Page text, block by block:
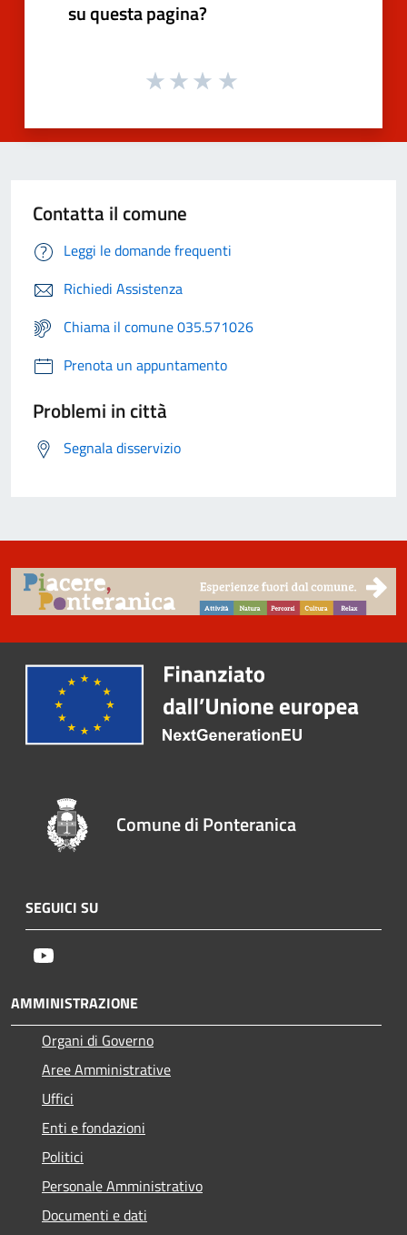
su questa pagina?
Contatta il comune
Leggi le domande frequenti
Richiedi Assistenza
Chiama il comune 035.571026
Prenota un appuntamento
Problemi in città
Segnala disservizio
Comune di Ponteranica
SEGUICI SU
AMMINISTRAZIONE
Organi di Governo
Aree Amministrative
Uffici
Enti e fondazioni
Politici
Personale Amministrativo
Documenti e dati